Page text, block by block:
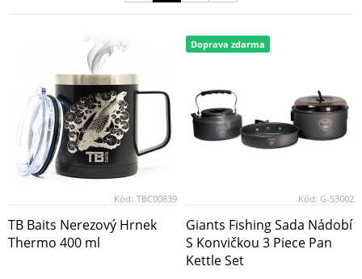
Kód: TBC00839
TB Baits Nerezový Hrnek
Thermo 400 ml
Doprava zdarma
Kód: G-53002
Giants Fishing Sada Nádobí
S Konvičkou 3 Piece Pan
Kettle Set